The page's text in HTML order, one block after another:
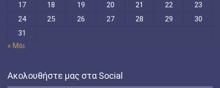
17
18 19 20 21 22
23
24
25 26 27 28 29
30
31
« Μάι
Ακολουθήστε μας στα Social